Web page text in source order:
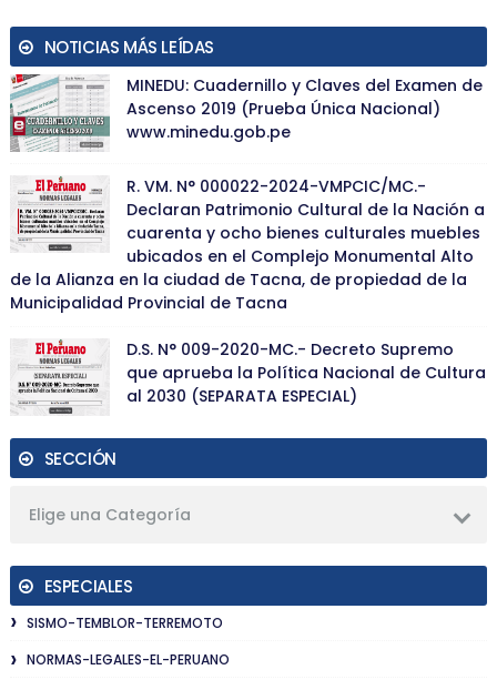
NOTICIAS MÁS LEÍDAS
MINEDU: Cuadernillo y Claves del Examen de
Ascenso 2019 (Prueba Única Nacional)
www.minedu.gob.pe
R. VM. N° 000022-2024-VMPCIC/MC.-
Declaran Patrimonio Cultural de la Nación a
cuarenta y ocho bienes culturales muebles
ubicados en el Complejo Monumental Alto
de la Alianza en la ciudad de Tacna, de propiedad de la
Municipalidad Provincial de Tacna
D.S. N° 009-2020-MC.- Decreto Supremo
que aprueba la Política Nacional de Cultura
al 2030 (SEPARATA ESPECIAL)
SECCIÓN
Elige una Categoría
ESPECIALES
SISMO-TEMBLOR-TERREMOTO
NORMAS-LEGALES-EL-PERUANO